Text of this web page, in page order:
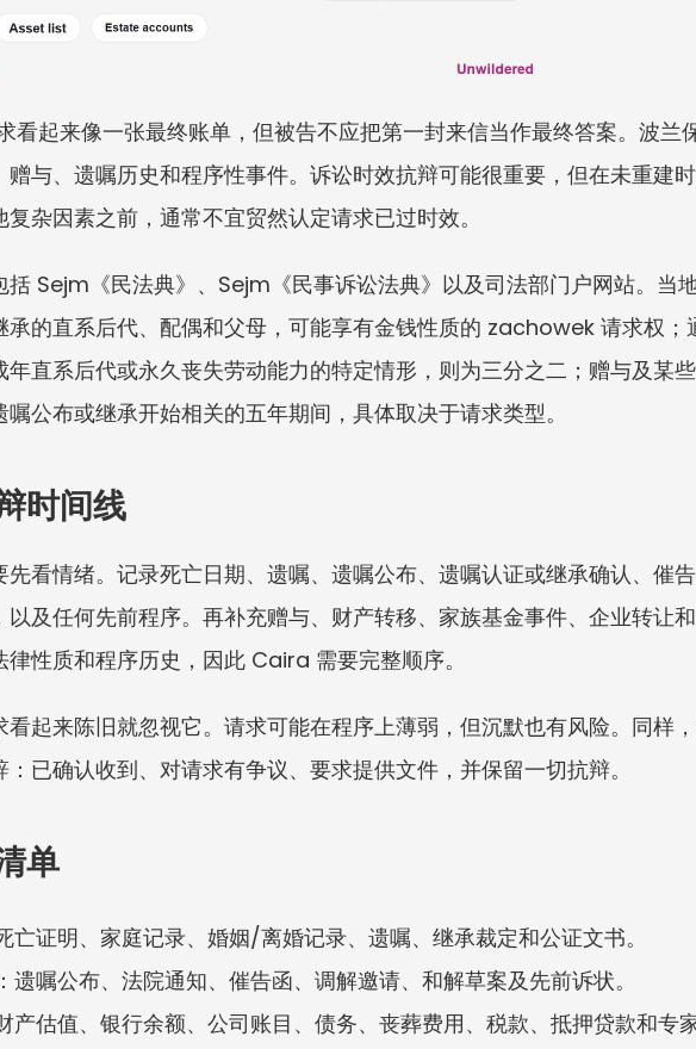
起来像一张最终账单，但被告不应把第一封来信当作最终答案。波兰
赠与、遗嘱历史和程序性事件。诉讼时效抗辩可能很重要，但在未重建
杂因素之前，通常不宜贸然认定请求已过时效。
括 Sejm《民法典》、Sejm《民事诉讼法典》以及司法部门户网站。当
承的直系后代、配偶和父母，可能享有金钱性质的 zachowek 请求权；
年直系后代或永久丧失劳动能力的特定情形，则为三分之二；赠与及某
公布或继承开始相关的五年期间，具体取决于请求类型。
时间线
先看情绪。记录死亡日期、遗嘱、遗嘱公布、遗嘱认证或继承确认、催
以及任何先前程序。再补充赠与、财产转移、家族基金事件、企业转让
性质和程序历史，因此 Caira 需要完整顺序。
起来陈旧就忽视它。请求可能在程序上薄弱，但沉默也有风险。同样
已确认收到、对请求有争议、要求提供文件，并保留一切抗辩。
单
亡证明、家庭记录、婚姻/离婚记录、遗嘱、继承裁定和公证文书。
遗嘱公布、法院通知、催告函、调解邀请、和解草案及先前诉状。
产估值、银行余额、公司账目、债务、丧葬费用、税款、抵押贷款和专家